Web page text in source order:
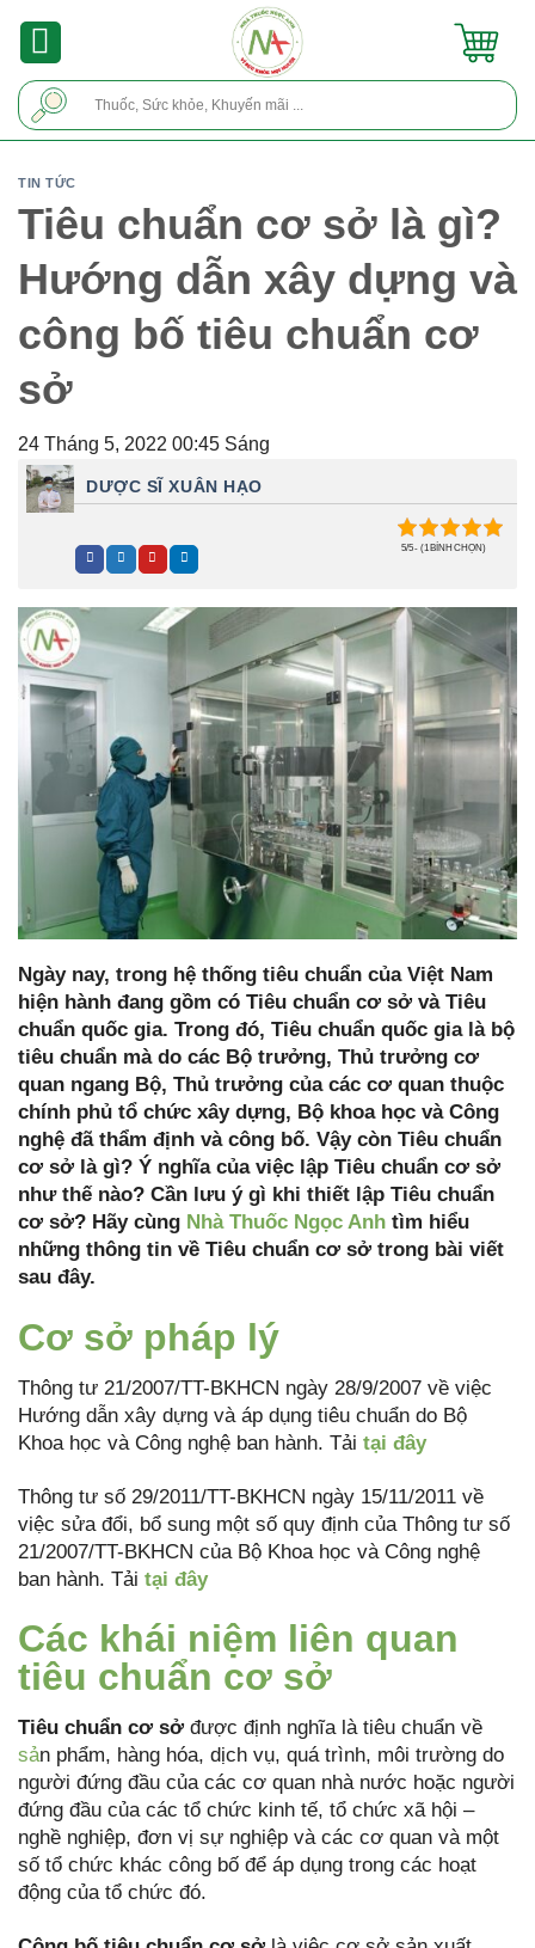
TIN TỨC
Tiêu chuẩn cơ sở là gì?
Hướng dẫn xây dựng và
công bố tiêu chuẩn cơ
sở
24 Tháng 5, 2022 00:45 Sáng
DƯỢC SĨ XUÂN HẠO
5/5 - (1 BÌNH CHỌN)
Ngày nay, trong hệ thống tiêu chuẩn của Việt Nam
hiện hành đang gồm có Tiêu chuẩn cơ sở và Tiêu
chuẩn quốc gia. Trong đó, Tiêu chuẩn quốc gia là bộ
tiêu chuẩn mà do các Bộ trưởng, Thủ trưởng cơ
quan ngang Bộ, Thủ trưởng của các cơ quan thuộc
chính phủ tổ chức xây dựng, Bộ khoa học và Công
nghệ đã thẩm định và công bố. Vậy còn Tiêu chuẩn
cơ sở là gì? Ý nghĩa của việc lập Tiêu chuẩn cơ sở
như thế nào? Cần lưu ý gì khi thiết lập Tiêu chuẩn
cơ sở? Hãy cùng Nhà Thuốc Ngọc Anh tìm hiểu
những thông tin về Tiêu chuẩn cơ sở trong bài viết
sau đây.
Cơ sở pháp lý
Thông tư 21/2007/TT-BKHCN ngày 28/9/2007 về việc
Hướng dẫn xây dựng và áp dụng tiêu chuẩn do Bộ
Khoa học và Công nghệ ban hành. Tải tại đây
Thông tư số 29/2011/TT-BKHCN ngày 15/11/2011 về
việc sửa đổi, bổ sung một số quy định của Thông tư số
21/2007/TT-BKHCN của Bộ Khoa học và Công nghệ
ban hành. Tải tại đây
Các khái niệm liên quan
tiêu chuẩn cơ sở
Tiêu chuẩn cơ sở được định nghĩa là tiêu chuẩn về
sản phẩm, hàng hóa, dịch vụ, quá trình, môi trường do
người đứng đầu của các cơ quan nhà nước hoặc người
đứng đầu của các tổ chức kinh tế, tổ chức xã hội –
nghề nghiệp, đơn vị sự nghiệp và các cơ quan và một
số tổ chức khác công bố để áp dụng trong các hoạt
động của tổ chức đó.